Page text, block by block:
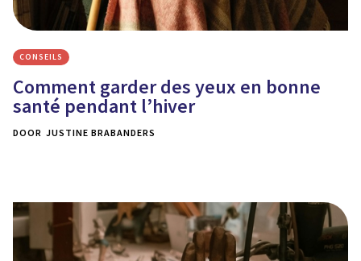
CONSEILS
Comment garder des yeux en bonne
santé pendant l’hiver
DOOR JUSTINE BRABANDERS